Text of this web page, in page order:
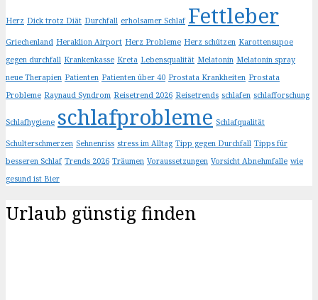
Herz Dick trotz Diät Durchfall erholsamer Schlaf Fettleber
Griechenland Heraklion Airport Herz Probleme Herz schützen Karottensupoe
gegen durchfall Krankenkasse Kreta Lebensqualität Melatonin Melatonin spray
neue Therapien Patienten Patienten über 40 Prostata Krankheiten Prostata
Probleme Raynaud Syndrom Reisetrend 2026 Reisetrends schlafen schlafforschung
Schlafhygiene schlafprobleme Schlafqualität
Schulterschmerzen Sehnenriss stress im Alltag Tipp gegen Durchfall Tipps für
besseren Schlaf Trends 2026 Träumen Voraussetzungen Vorsicht Abnehmfalle wie
gesund ist Bier
Urlaub günstig finden